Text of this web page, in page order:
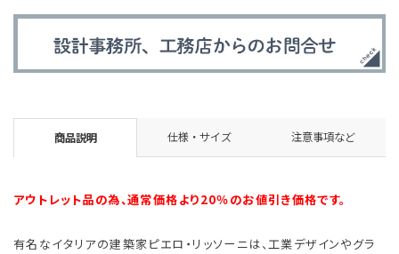
商品説明 仕様・サイズ 注意事項など
アウトレット品の為、通常価格より20％のお値引き価格です。
有名なイタリアの建築家ピエロ・リッソーニは、工業デザインやグラ